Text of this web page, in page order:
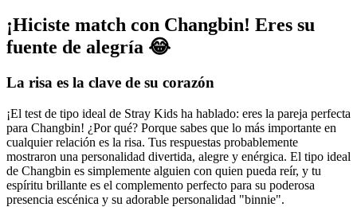
¡Hiciste match con Changbin! Eres su
fuente de alegría 😂
La risa es la clave de su corazón
¡El test de tipo ideal de Stray Kids ha hablado: eres la pareja perfecta
para Changbin! ¿Por qué? Porque sabes que lo más importante en
cualquier relación es la risa. Tus respuestas probablemente
mostraron una personalidad divertida, alegre y enérgica. El tipo ideal
de Changbin es simplemente alguien con quien pueda reír, y tu
espíritu brillante es el complemento perfecto para su poderosa
presencia escénica y su adorable personalidad "binnie".